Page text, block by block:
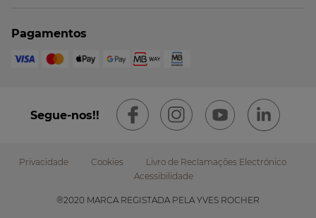
Pagamentos
Segue-nos!!
Footer
Privacidade Cookies
Livro de Reclamações Electrónico
Acessibilidade
®2020 MARCA REGISTADA PELA YVES ROCHER